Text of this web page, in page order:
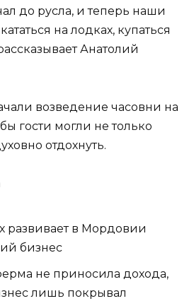
до русла, и теперь наши
на лодках, купаться
Анатолий
возведение часовни на
гости могли не только
отдохнуть.
не приносила дохода,
лишь покрывал